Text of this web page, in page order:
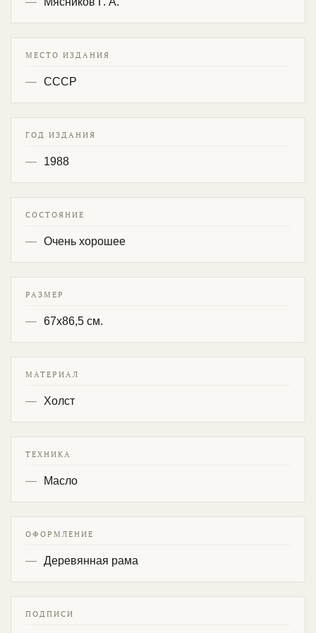
МЕСТО ИЗДАНИЯ
СССР
ГОД ИЗДАНИЯ
1988
СОСТОЯНИЕ
Очень хорошее
РАЗМЕР
67х86,5 см.
МАТЕРИАЛ
Холст
ТЕХНИКА
Масло
ОФОРМЛЕНИЕ
Деревянная рама
ПОДПИСИ